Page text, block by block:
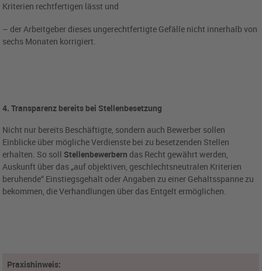
Kriterien rechtfertigen lässt und
– der Arbeitgeber dieses ungerechtfertigte Gefälle nicht innerhalb von
sechs Monaten korrigiert.
4. Transparenz bereits bei Stellenbesetzung
Nicht nur bereits Beschäftigte, sondern auch Bewerber sollen
Einblicke über mögliche Verdienste bei zu besetzenden Stellen
erhalten. So soll Stellenbewerbern das Recht gewährt werden,
Auskunft über das „auf objektiven, geschlechtsneutralen Kriterien
beruhende“ Einstiegsgehalt oder Angaben zu einer Gehaltsspanne zu
bekommen, die Verhandlungen über das Entgelt ermöglichen.
Praxishinweis: